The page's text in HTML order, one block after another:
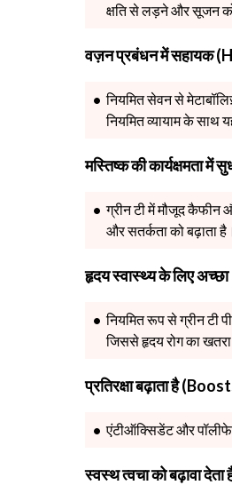
क्षति से लड़ने और सूजन
वज़न प्रबंधन में सहायक
नियमित सेवन से
नियमित व्यायाम के साथ
मस्तिष्क की कार्यक्षमता
ग्रीन टी में मौजूद कैफीन
और सतर्कता को बढ़ाता है।
हृदय स्वास्थ्य के लिए
नियमित रूप से ग्रीन टी
जिससे हृदय रोग का
प्रतिरक्षा बढ़ाता है
एंटीऑक्सिडेंट और
स्वस्थ त्वचा को बढ़ावा